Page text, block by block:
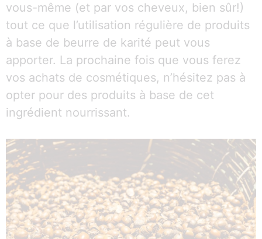
vous-même (et par vos cheveux, bien sûr!)
tout ce que l’utilisation régulière de produits
à base de beurre de karité peut vous
apporter. La prochaine fois que vous ferez
vos achats de cosmétiques, n’hésitez pas à
opter pour des produits à base de cet
ingrédient nourrissant.